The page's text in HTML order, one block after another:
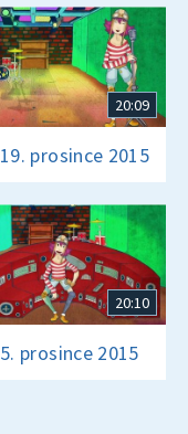
20:09
19. prosince 2015
20:10
5. prosince 2015